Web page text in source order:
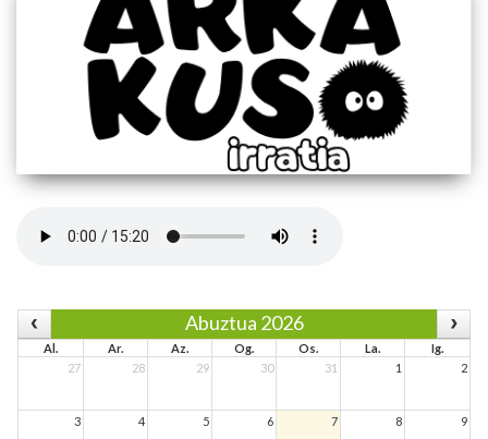
Abuztua 2026
Al. Ar. Az. Og. Os. La.
Ig.
27
28 29 30 31 1 2
3 4 5 6 7 8 9